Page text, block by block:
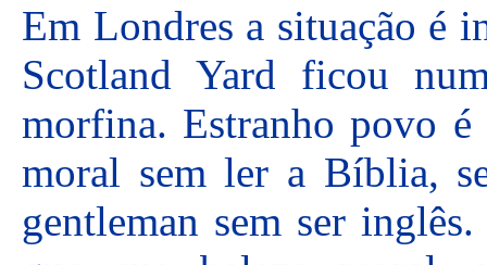
Em Londres a situação é
Scotland Yard ficou
morfina. Estranho povo
moral sem ler a Bíblia,
gentleman sem ser